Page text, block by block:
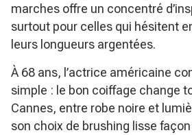
marches offre un concentré
surtout pour celles qui hésitent
leurs longueurs argentées.
À 68 ans, l’actrice américaine
simple : le bon coiffage change
Cannes, entre robe noire et
son choix de brushing lisse